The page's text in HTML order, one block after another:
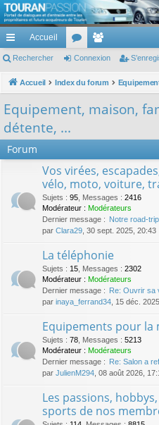
TouranPassion
Le forum des propriétaires ou futurs
cc
ès
pi
Accueil
or
u
e
m
Rechercher Connexion
Accueil Index du forum
Equipement, maison,
détente, ...
Forum
Vos virées,
vélo, moto, voiture,
Sujets : 95 Messages : 2416
Modérateur : Modérateurs
Dernier message : Notre road-
par Clara29 , 30 sept. 2025, 20:43
La téléphonie
Sujets : 15 Messages : 2302
Modérateur : Modérateurs
Dernier message : Re: Ouvrir sa
par inaya_ferrand34 , 15 déc.
Equipements pour la
Sujets : 78 Messages : 5213
Modérateur : Modérateurs
Dernier message : Re: Salon a
par JulienM294 , 08 août 2026,
Les passions,
sports de nos